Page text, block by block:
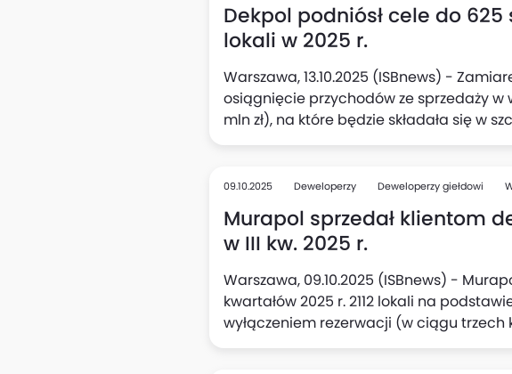
Dekpol podniósł cele do
lokali w 2025 r.
Warszawa, 13.10.2025 (ISBnews) -
osiągnięcie przychodów ze sprzedaży w
mln zł), na które będzie składała się w
lokali) rozpoznana w wyniku
wynosi 625 lokali (poprzednio 510 lokali),
09.10.2025 Deweloperzy Deweloperzy giełdowi
Murapol sprzedał klientom
w III kw. 2025 r.
Warszawa, 09.10.2025 (ISBnews) -
kwartałów 2025 r. 2112 lokali na
wyłączeniem rezerwacji (w ciągu trzech
samym III kwartale wobec 692 rok